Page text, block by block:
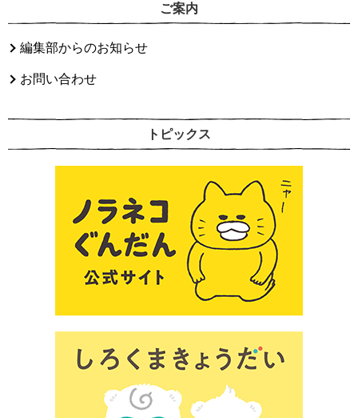
ご案内
編集部からのお知らせ
お問い合わせ
トピックス